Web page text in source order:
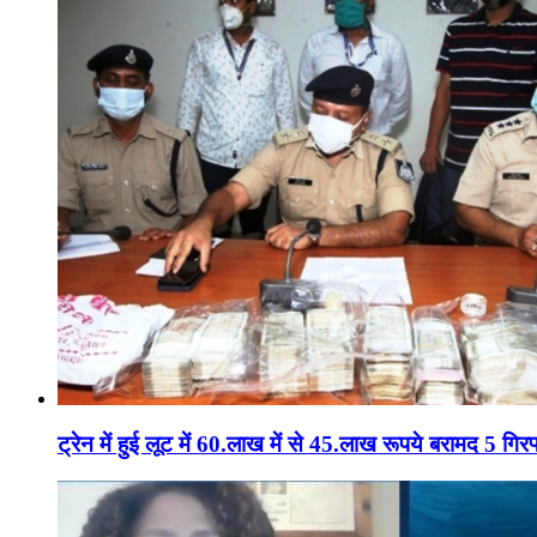
ट्रेन में हुई लूट में 60.लाख में से 45.लाख रूपये बरामद 5